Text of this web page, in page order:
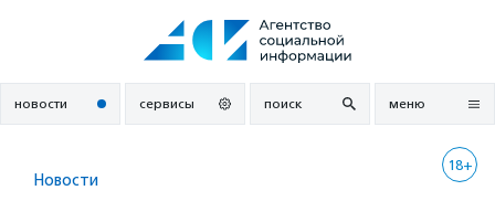
новости сервисы поиск меню
18+
Новости